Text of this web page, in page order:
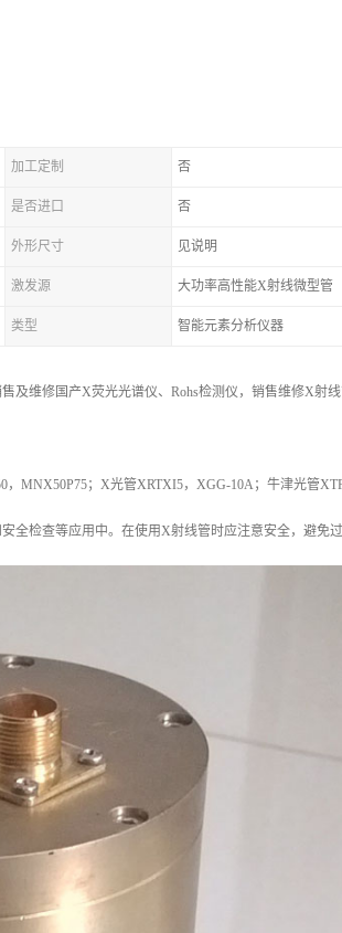
加工定制 否
是否进口 否
外形尺寸 见说明
激发源 大功率高性能X射线微型管
类型 智能元素分析仪器
及维修国产X荧光光谱仪、Rohs检测仪，销售维修X射
MNX50P75；X光管XRTXI5，XGG-10A；牛津光管
检查等应用中。在使用X射线管时应注意安全，避免过